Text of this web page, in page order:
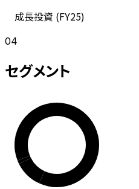
成長投資 (FY25)
04
セグメント